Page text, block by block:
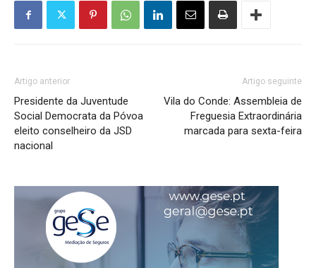
Artigo anterior
Presidente da Juventude
Social Democrata da Póvoa
eleito conselheiro da JSD
nacional
Artigo seguinte
Vila do Conde: Assembleia de
Freguesia Extraordinária
marcada para sexta-feira